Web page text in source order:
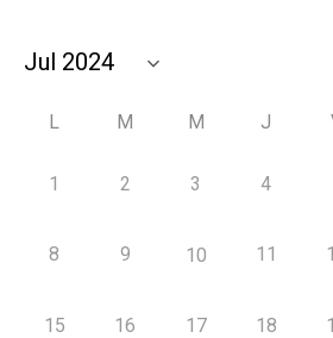
L M M J
1 2 3 4
8 9 10 11
15 16 17 18